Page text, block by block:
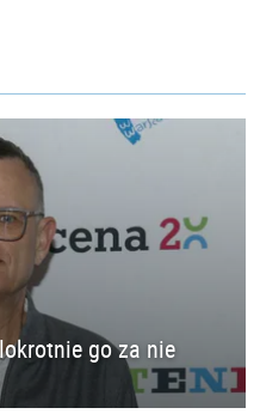
go za nie